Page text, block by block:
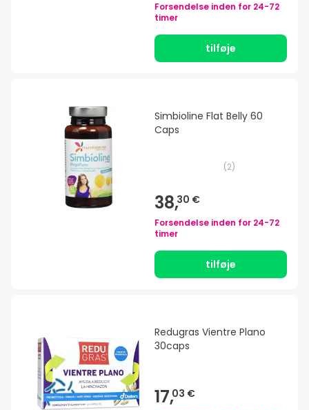
Forsendelse inden for 24-72
timer
tilføje
Simbioline Flat Belly 60
Caps
(2)
38,30 €
Forsendelse inden for 24-72
timer
tilføje
Redugras Vientre Plano
30caps
17,03 €